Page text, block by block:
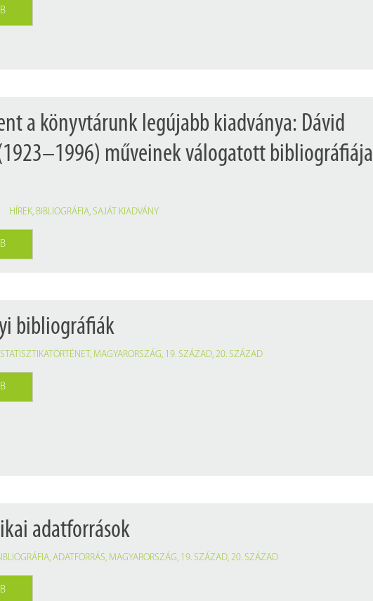
a könyvtárunk legújabb kiadványa: Dávid
műveinek válogatott bibliográfiája
HÍREK, BIBLIOGRÁFIA,SAJÁT KIADVÁNY
bibliográfiák
STATISZTIKATÖRTÉNET, MAGYARORSZÁG, 19. SZÁZAD,20. SZÁZAD
adatforrások
,ADATFORRÁS, MAGYARORSZÁG, 19. SZÁZAD,20. SZÁZAD